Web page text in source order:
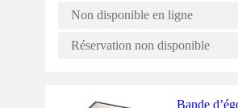
Non disponible en ligne
Réservation non disponible
Bande